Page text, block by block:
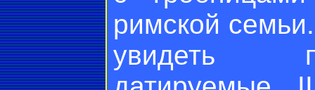
римской
увидеть